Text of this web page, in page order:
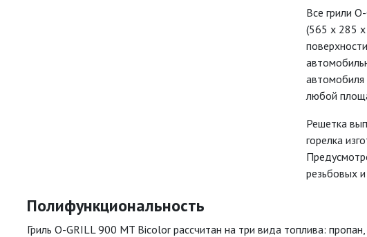
Все грили
(565 х 285
автомобиля
любой
Решетка
горелка
резьбовых
Полифункциональность
Гриль O-GRILL 900 MT Bicolor рассчитан на три вида топлива: пропан,